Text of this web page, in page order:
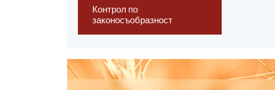
Контрол по
законосъобразност